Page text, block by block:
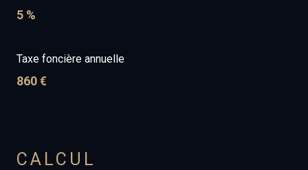
5 %
Taxe foncière annuelle
860 €
CALCUL